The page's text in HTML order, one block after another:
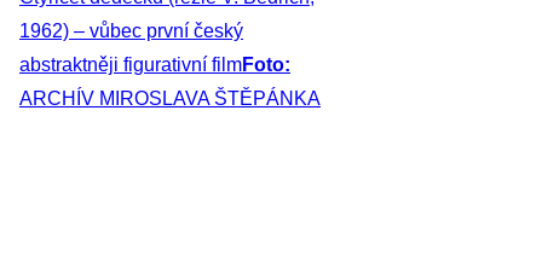
1962) – vůbec první český
abstraktněji figurativní filmFoto:
ARCHÍV MIROSLAVA ŠTĚPÁNKA